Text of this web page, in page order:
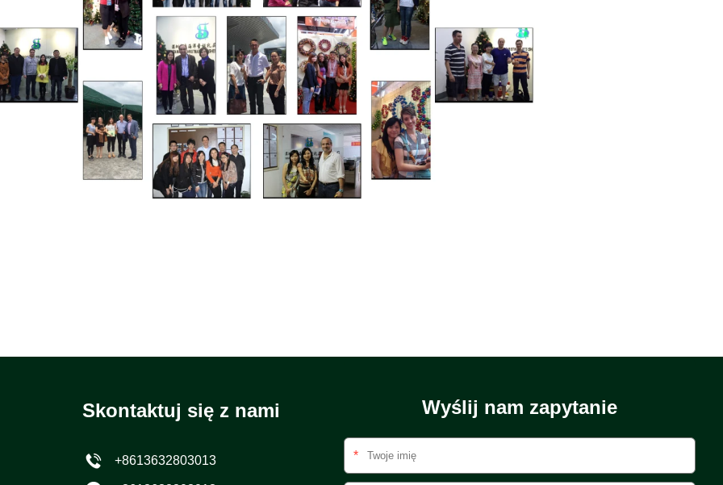
Skontaktuj się z nami
+8613632803013
Wyślij nam zapytanie
*